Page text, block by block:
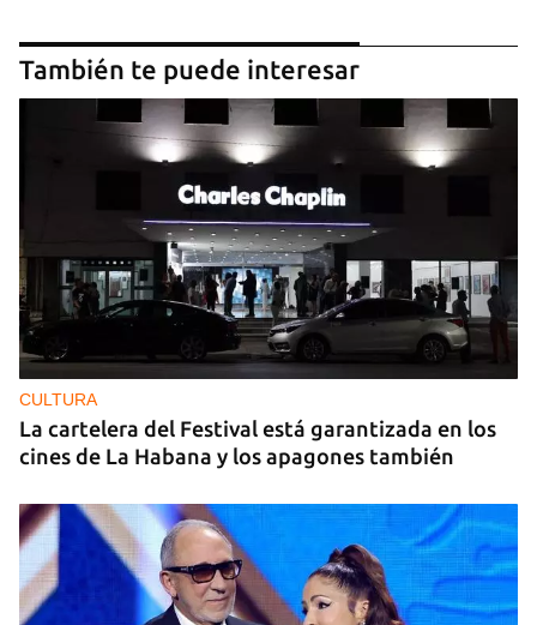
También te puede interesar
CULTURA
La cartelera del Festival está garantizada en los
cines de La Habana y los apagones también